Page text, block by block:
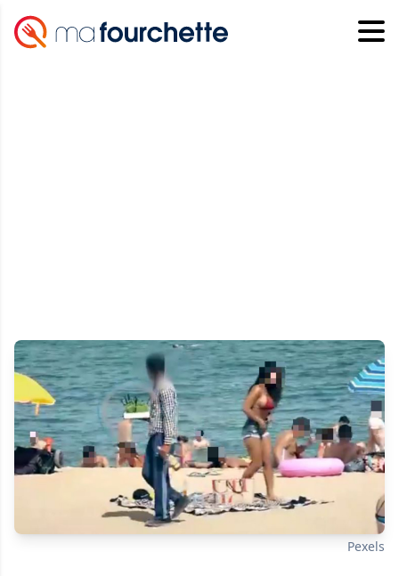
Pexels